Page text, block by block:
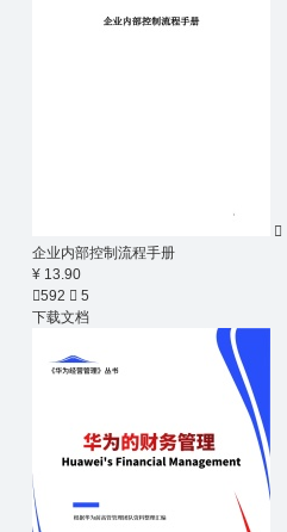

企业内部控制流程手册
¥ 13.90
592  5
下载文档